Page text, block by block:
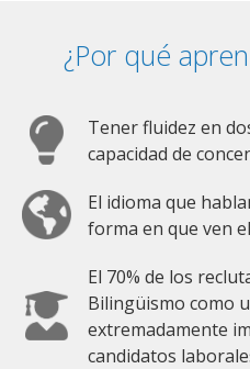
¿Por qué
Tener fluidez en
capacidad de
El idioma que
forma en que ven
El 70% de los
Bilingüismo como
extremadamente
candidatos